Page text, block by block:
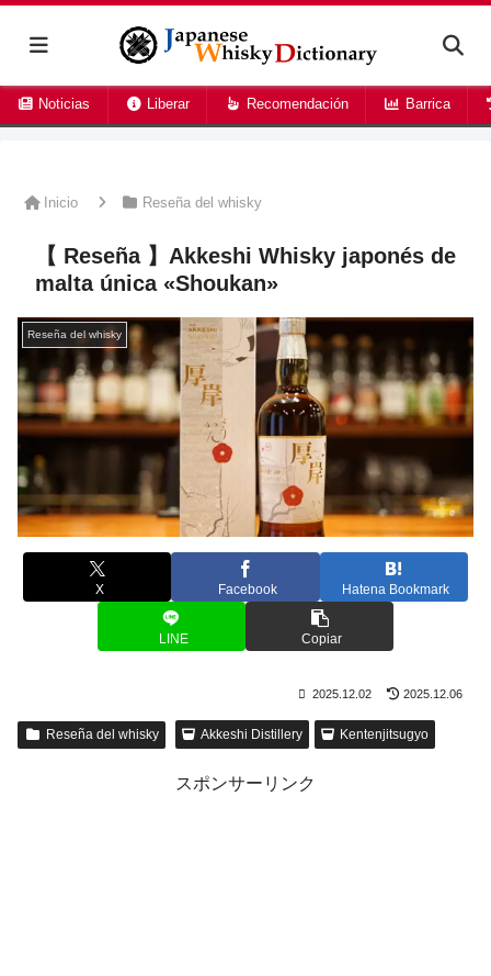
Noticias Liberar Recomendación Barrica
Inicio Reseña del whisky
【 Reseña 】Akkeshi Whisky japonés de
malta única «Shoukan»
Reseña del whisky
X Facebook Hatena Bookmark
LINE Copiar
2025.12.02 2025.12.06
Reseña del whisky Akkeshi Distillery Kentenjitsugyo
スポンサーリンク